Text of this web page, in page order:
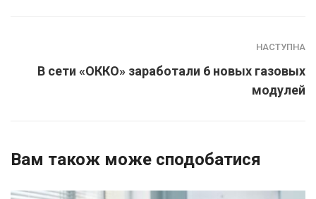
НАСТУПНА
В сети «ОККО» заработали 6 новых газовых
модулей
Вам також може сподобатися